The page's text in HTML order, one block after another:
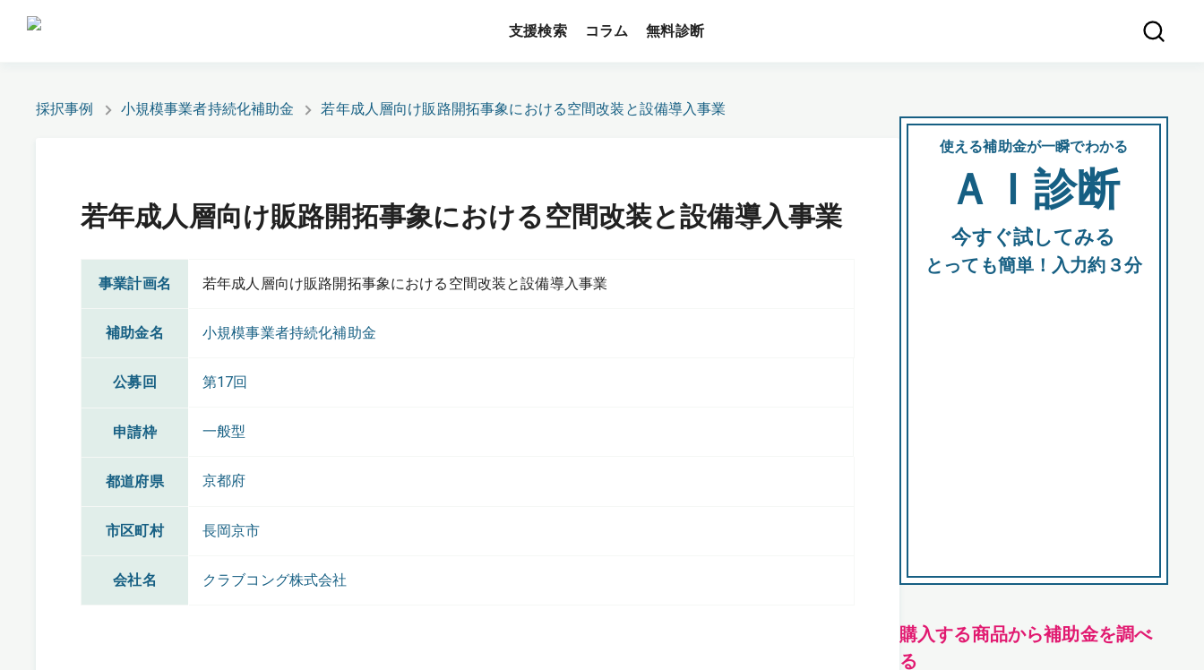
支援検索 コラム 無料診断
採択事例 小規模事業者持続化補助金 若年成人層向け販路開拓事象における空間改装と設備導入事業
若年成人層向け販路開拓事象における空間改装と設備導入事業
事業計画名 若年成人層向け販路開拓事象における空間改装と設備導入事業
補助金名 小規模事業者持続化補助金
公募回 第17回
申請枠 一般型
都道府県 京都府
市区町村 長岡京市
会社名 クラブコング株式会社
使える補助金が一瞬でわかる
ＡＩ診断
今すぐ試してみる
とっても簡単！入力約３分
購入する商品から補助金を調べ
る